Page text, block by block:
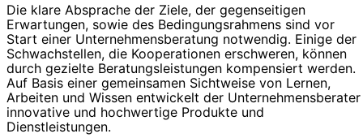
Die klare Absprache der Ziele, der gegenseitigen
Erwartungen, sowie des Bedingungsrahmens sind vor
Start einer Unternehmensberatung notwendig. Einige der
Schwachstellen, die Kooperationen erschweren, können
durch gezielte Beratungsleistungen kompensiert werden.
Auf Basis einer gemeinsamen Sichtweise von Lernen,
Arbeiten und Wissen entwickelt der Unternehmensberater
innovative und hochwertige Produkte und
Dienstleistungen.